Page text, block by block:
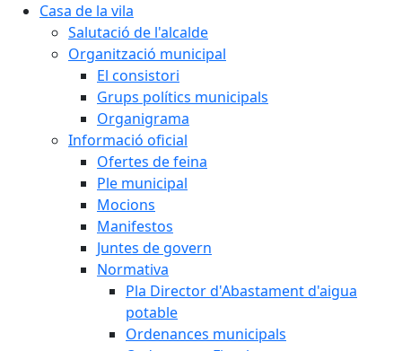
Casa de la vila
Salutació de l'alcalde
Organització municipal
El consistori
Grups polítics municipals
Organigrama
Informació oficial
Ofertes de feina
Ple municipal
Mocions
Manifestos
Juntes de govern
Normativa
Pla Director d'Abastament d'aigua
potable
Ordenances municipals